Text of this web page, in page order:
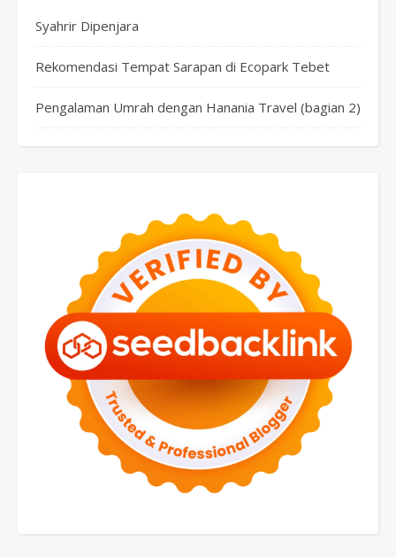
Syahrir Dipenjara
Rekomendasi Tempat Sarapan di Ecopark Tebet
Pengalaman Umrah dengan Hanania Travel (bagian 2)